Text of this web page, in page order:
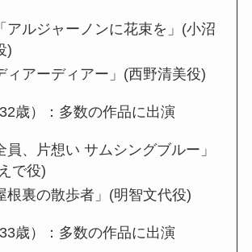
アルジャーノンに花束を」(小沼
)
ィアーディアー」(西野清美役)
歳）：多数の作品に出演
員、片想い サムシングブルー」
で役)
根裏の散歩者」(明智文代役)
歳）：多数の作品に出演